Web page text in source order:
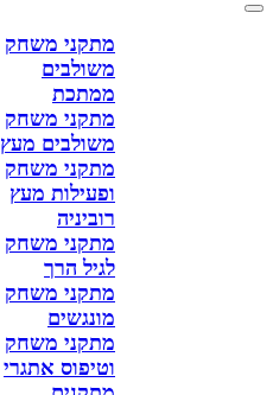
מתקני משחק
משולבים
ממתכת
מתקני משחק
משולבים מעץ
מתקני משחק
ופעילות מעץ
רוביניה
מתקני משחק
לגיל הרך
מתקני משחק
מונגשים
מתקני משחק
וטיפוס אתגרי